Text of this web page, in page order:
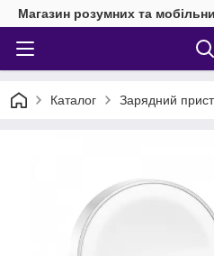
Магазин розумних та
Каталог Зарядний